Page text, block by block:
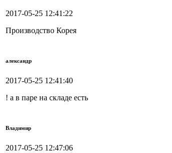
2017-05-25 12:41:22
Производство Корея
александр
2017-05-25 12:41:40
! а в паре на складе есть
Владимир
2017-05-25 12:47:06